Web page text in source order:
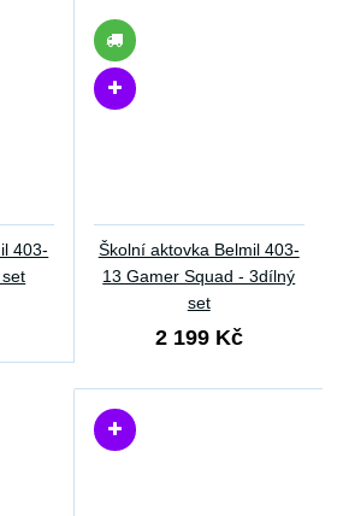
403-
Školní aktovka Belmil 403-
13 Gamer Squad - 3dílný
set
2 199 Kč